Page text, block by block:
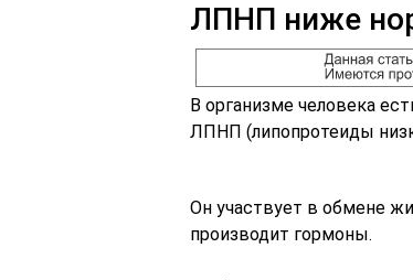
ЛПНП ниже
В организме человека
ЛПНП (липопротеиды
Он участвует в обмене
производит гормоны.